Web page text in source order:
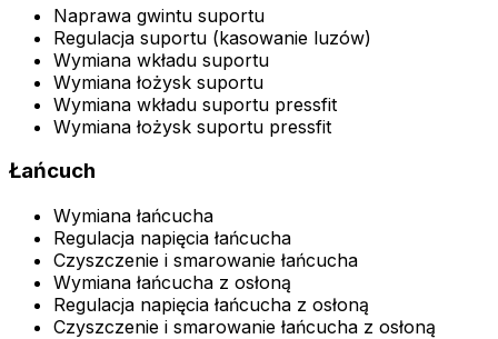
Naprawa gwintu suportu
Regulacja suportu (kasowanie luzów)
Wymiana wkładu suportu
Wymiana łożysk suportu
Wymiana wkładu suportu pressfit
Wymiana łożysk suportu pressfit
Łańcuch
Wymiana łańcucha
Regulacja napięcia łańcucha
Czyszczenie i smarowanie łańcucha
Wymiana łańcucha z osłoną
Regulacja napięcia łańcucha z osłoną
Czyszczenie i smarowanie łańcucha z osłoną